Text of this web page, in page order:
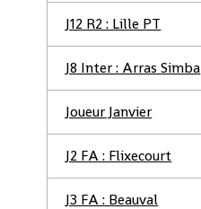
J12 R2 : Lille PT
J8 Inter : Arras Simba
Joueur Janvier
J2 FA : Flixecourt
J3 FA : Beauval